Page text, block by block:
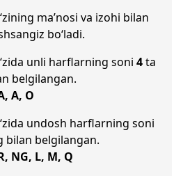
ma’nosi va izohi bilan
bo‘ladi.
unli harflarning soni 4ta
belgilangan.
A, O
undosh harflarning soni
bilan belgilangan.
NG, L, M, Q